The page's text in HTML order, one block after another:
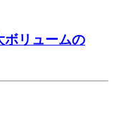
ボリュームの